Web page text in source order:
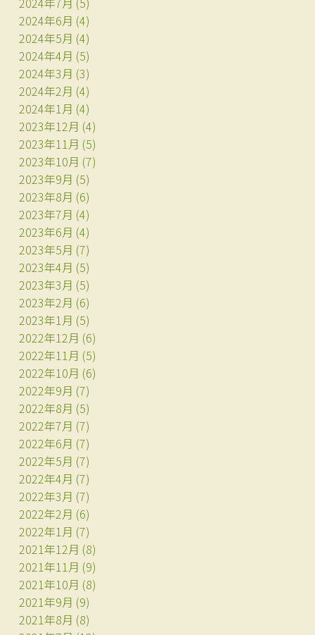
2024年6月 (4)
2024年5月 (4)
2024年4月 (5)
2024年3月 (3)
2024年2月 (4)
2024年1月 (4)
2023年12月 (4)
2023年11月 (5)
2023年10月 (7)
2023年9月 (5)
2023年8月 (6)
2023年7月 (4)
2023年6月 (4)
2023年5月 (7)
2023年4月 (5)
2023年3月 (5)
2023年2月 (6)
2023年1月 (5)
2022年12月 (6)
2022年11月 (5)
2022年10月 (6)
2022年9月 (7)
2022年8月 (5)
2022年7月 (7)
2022年6月 (7)
2022年5月 (7)
2022年4月 (7)
2022年3月 (7)
2022年2月 (6)
2022年1月 (7)
2021年12月 (8)
2021年11月 (9)
2021年10月 (8)
2021年9月 (9)
2021年8月 (8)